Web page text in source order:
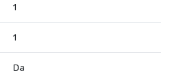
1
1
Da